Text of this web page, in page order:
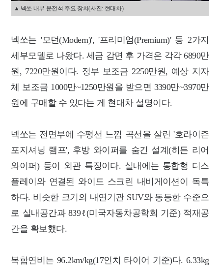
▲ 넥쏘 내부 운전석 주요 장치(사진: 현대차)
넥쏘는 '모던(Modern)', '프리미엄(Premium)' 등 2가지
세부모델로 나왔다. 세금 감면 후 가격은 각각 6890만
원, 7220만원이다. 정부 보조금 2250만원, 예상 지자
체 보조금 1000만~1250만원을 받으면 3390만~3970만
원에 구매할 수 있다는 게 현대차 설명이다.
넥쏘는 전면부에 수평선 느낌 곡선을 살린 '호라이즌
포지셔닝 램프', 후방 와이퍼를 숨긴 설계(히든 리어
와이퍼) 등이 외관 특징이다. 실내에는 통합형 디스
플레이와 연결된 와이드 스크린 내비게이션이 독특
하다. 비슷한 크기의 내연기관 SUV와 동등한 수준으
로 실내공간과 839ℓ(미국자동차공학회 기준) 적재공
간을 확보했다.
복합연비는 96.2km/kg(17인치 타이어 기준)다. 6.33kg